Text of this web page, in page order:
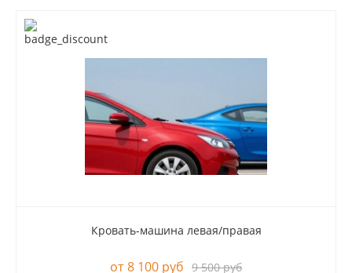
Кровать-машина левая/правая
8 100 руб 9 500 руб